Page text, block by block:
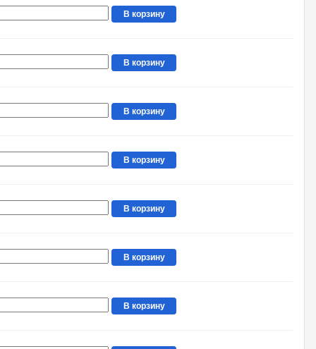
В корзину
В корзину
В корзину
В корзину
В корзину
В корзину
В корзину